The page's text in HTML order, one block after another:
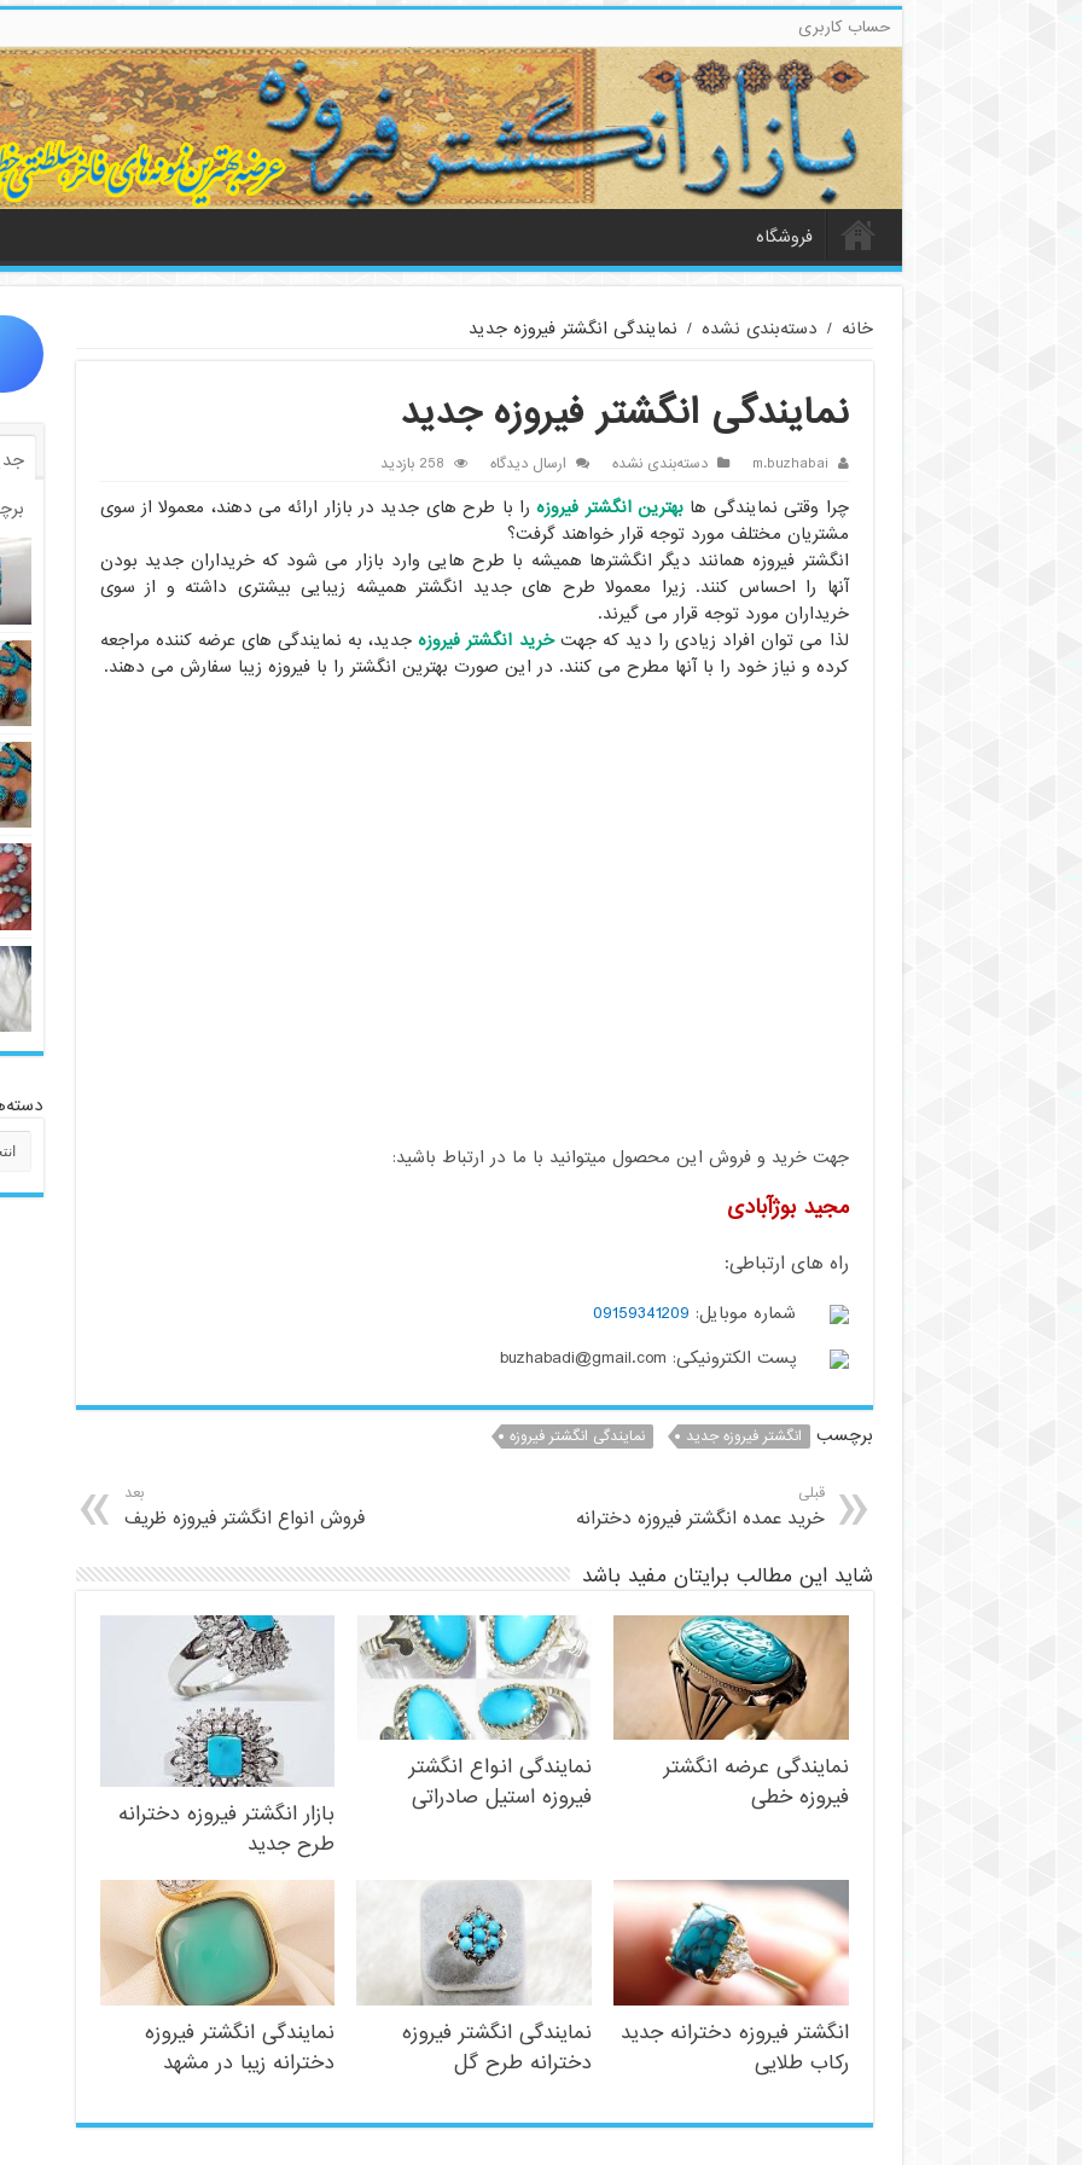
حساب کاربری
فروشگاه
خانه / دسته‌بندی نشده / نمایندگی انگشتر فیروزه جدید
نمایندگی انگشتر فیروزه جدید
m.buzhabai دسته‌بندی نشده ارسال دیدگاه 258 بازدید
چرا وقتی نمایندگی ها بهترین انگشتر فیروزهرا با طرح های جدید در بازار ارائه می دهند، معمولا از سوی
مشتریان مختلف مورد توجه قرار خواهند گرفت؟
انگشتر فیروزه همانند دیگر انگشترها همیشه با طرح هایی وارد بازار می شود که خریداران جدید بودن
آنها را احساس کنند. زیرا معمولا طرح های جدید انگشتر همیشه زیبایی بیشتری داشته و از سوی
خریداران مورد توجه قرار می گیرند.
لذا می توان افراد زیادی را دید که جهتخرید انگشتر فیروزهجدید، به نمایندگی های عرضه کننده مراجعه
کرده و نیاز خود را با آنها مطرح می کنند. در این صورت بهترین انگشتر را با فیروزه زیبا سفارش می دهند.
جهت خرید و فروش این محصول میتوانید با ما در ارتباط باشید:
مجید بوژآبادی
راه های ارتباطی:
شماره موبایل: 09159341209
پست الکترونیکی: buzhabadi@gmail.com
برچسب انگشتر فیروزه جدید نمایندگی انگشتر فیروزه
قبلی
خرید عمده انگشتر فیروزه دخترانه
بعد
فروش انواع انگشتر فیروزه ظریف
شاید این مطالب برایتان مفید باشد
نمایندگی عرضه انگشتر
فیروزه خطی
نمایندگی انواع انگشتر
فیروزه استیل صادراتی
بازار انگشتر فیروزه دخترانه
طرح جدید
انگشتر فیروزه دخترانه جدید
رکاب طلایی
نمایندگی انگشتر فیروزه
دخترانه طرح گل
نمایندگی انگشتر فیروزه
دخترانه زیبا در مشهد